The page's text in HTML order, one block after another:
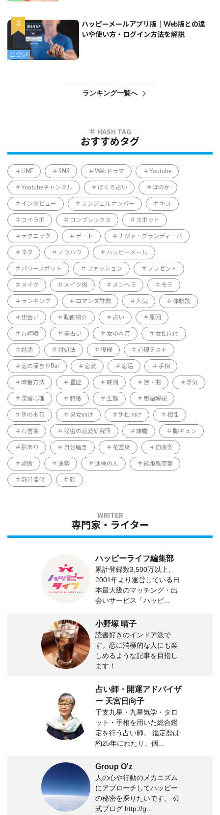
出会い
ハッピーメールアプリ版｜Web版との違
いや使い方・ログイン方法を解説
ランキング一覧へ
おすすめタグ
LINE SNS Webドラマ Youtube
Youtubeチャンネル ほくろ占い ほのか
インタビュー エンジェルナンバー キス
コイラボ コンプレックス スポット
テクニック デート ナジャ・グランディーバ
ネタ ノウハウ ハッピーメール
パワースポット ファッション プレゼント
メイク メイク術 メンヘラ モテ
ランキング ロマンス詐欺 人気 体験談
出会い 動画紹介 占い 原因
吉崎綾 夢占い 女の本音 女性向け
婚活 対処法 復縁 心理テスト
恋の溜まりBar 恋愛 恋活 手相
改善方法 星座 映画 歌・曲 浮気
深層心理 特徴 生態 用語解説
男の本音 男女向け 男性向け 相性
石言葉 秘密の恋愛研究所 結婚 胸キュン
脈あり 自分磨き 花言葉 血液型
診断 運勢 運命の人 遠距離恋愛
野呂佳代 顔
専門家・ライター
ハッピーライフ編集部
累計登録数3,500万以上、
2001年より運営している日
本最大級のマッチング・出
会いサービス「ハッピ...
小野塚 晴子
読書好きのインドア派で
す。恋に消極的な人にも楽
しめるような記事を目指し
ます！
占い師・開運アドバイザ
ー 天宮日向子
干支九星・九星気学・タロ
ット・手相を用いた総合鑑
定を行う占い師。 鑑定歴は
約25年にわたり、個...
Group O'z
人の心や行動のメカニズム
にアプローチしてハッピー
の秘密を探りたいです。 公
式ブログ http://g...